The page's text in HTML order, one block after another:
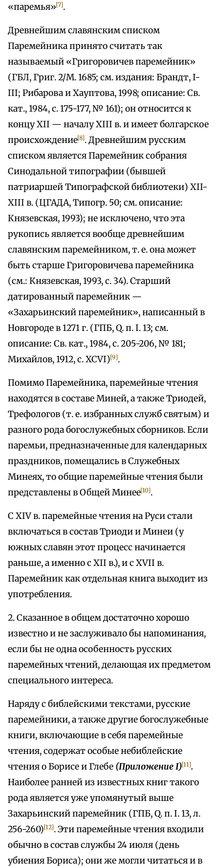
«паремья»[7].
Древнейшим славянским списком
Паремейника принято считать так
называемый «Григоровичев паремейник»
(ГБЛ, Григ. 2/М. 1685; см. издания: Брандт, I-
III; Рибарова и Хауптова, 1998; описание: Св.
кат., 1984, с. 175-177, № 161); он относится к
концу XII — началу XIII в. и имеет болгарское
происхождение[8]. Древнейшим русским
списком является Паремейник собрания
Синодальной типографии (бывшей
патриаршей Типографской библиотеки) XII-
XIII в. (ЦГАДА, Типогр. 50; см. описание:
Князевская, 1993); не исключено, что эта
рукопись является вообще древнейшим
славянским паремейником, т. е. она может
быть старше Григоровичева паремейника
(см.: Князевская, 1993, с. 34). Старший
датированный паремейник —
«Захарьинский паремейник», написанный в
Новгороде в 1271 г. (ГПБ, Q. п. I. 13; см.
описание: Св. кат., 1984, с. 205-206, № 181;
Михайлов, 1912, с. XCVI)[9].
Помимо Паремейника, паремейные чтения
находятся в составе Миней, а также Триодей,
Трефологов (т. е. избранных служб святым) и
разного рода богослужебных сборников. Если
паремьи, предназначенные для календарных
праздников, помещались в Служебных
Минеях, то общие паремейные чтения были
представлены в Общей Минее[10].
С XIV в. паремейные чтения на Руси стали
включаться в состав Триоди и Минеи (у
южных славян этот процесс начинается
раньше, а именно с XII в.), и с XVII в.
Паремейник как отдельная книга выходит из
употребления.
2. Сказанное в общем достаточно хорошо
известно и не заслуживало бы напоминания,
если бы не одна особенность русских
паремейных чтений, делающая их предметом
специального интереса.
Наряду с библейскими текстами, русские
паремейники, а также другие богослужебные
книги, включающие в себя паремейные
чтения, содержат особые небиблейские
чтения о Борисе и Глебе (Приложение I)[11].
Наиболее ранней из известных книг такого
рода является уже упомянутый выше
Захарьинский паремейник (ГПБ, Q. п. I. 13, л.
256-260)[12]. Эти паремейные чтения входили
обычно в состав службы 24 июля (день
убиения Бориса); они же могли читаться и в